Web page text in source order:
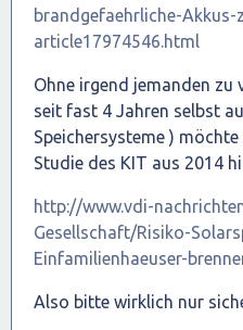
brandgefaehrliche-Akkus-
article17974546.html
Ohne irgend jemanden zu
seit fast 4 Jahren selbst
Speichersysteme )
Studie des KIT aus 2014
http://www.vdi-
Gesellschaft/Risiko-
Einfamilienhaeuser-
Also bitte wirklich nur